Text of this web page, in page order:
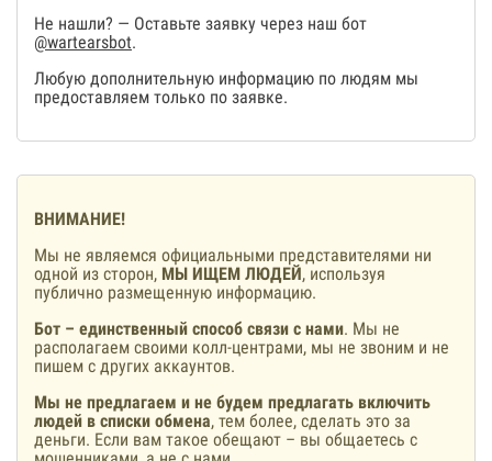
Не нашли? — Оставьте заявку через наш бот
@wartearsbot.
Любую дополнительную информацию по людям мы
предоставляем только по заявке.
ВНИМАНИЕ!
Мы не являемся официальными представителями ни
одной из сторон, МЫ ИЩЕМ ЛЮДЕЙ, используя
публично размещенную информацию.
Бот – единственный способ связи с нами. Мы не
располагаем своими колл-центрами, мы не звоним и не
пишем с других аккаунтов.
Мы не предлагаем и не будем предлагать включить
людей в списки обмена, тем более, сделать это за
деньги. Если вам такое обещают – вы общаетесь с